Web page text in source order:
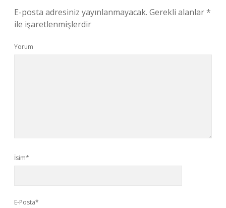
E-posta adresiniz yayınlanmayacak. Gerekli alanlar*
ile işaretlenmişlerdir
Yorum
İsim*
E-Posta*